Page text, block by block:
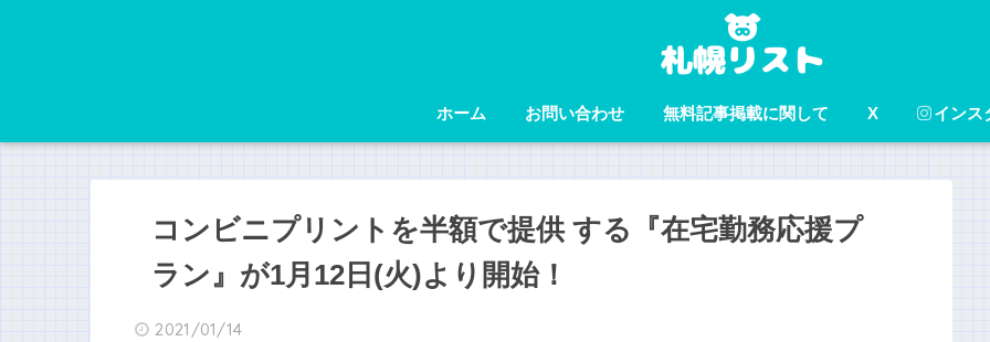
ホーム お問い合わせ 無料記事掲載に関して X インス
コンビニプリントを半額で提供 する『在宅勤務応援プ
ラン』が1月12日(火)より開始！
2021/01/14